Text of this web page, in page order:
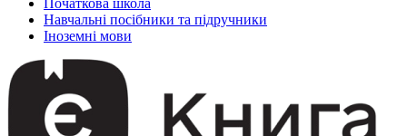
Початкова школа
Навчальні посібники та підручники
Іноземні мови